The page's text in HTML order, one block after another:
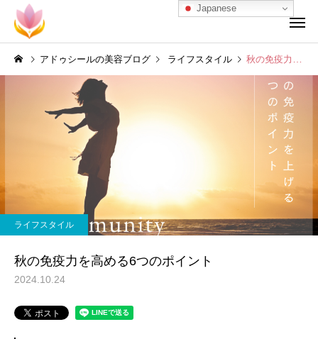
アドゥシールの美容ブログ ライフスタイル 秋の免疫力を高める6つのポイント
ライフスタイル
秋の免疫力を高める6つのポイント
2024.10.24
Japanese